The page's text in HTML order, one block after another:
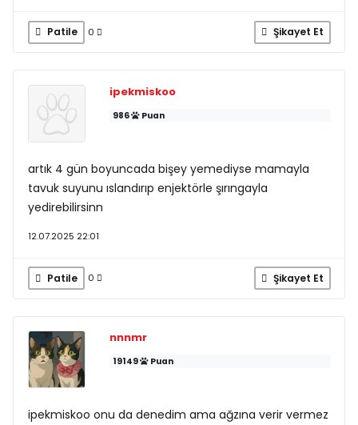
Patile 0 Şikayet Et
ipekmiskoo
986 Puan
artık 4 gün boyuncada bişey yemediyse mamayla
tavuk suyunu ıslandırıp enjektörle şırıngayla
yedirebilirsinn
12.07.2025 22:01
Patile 0 Şikayet Et
nnnmr
19149 Puan
ipekmiskoo onu da denedim ama ağzına verir vermez